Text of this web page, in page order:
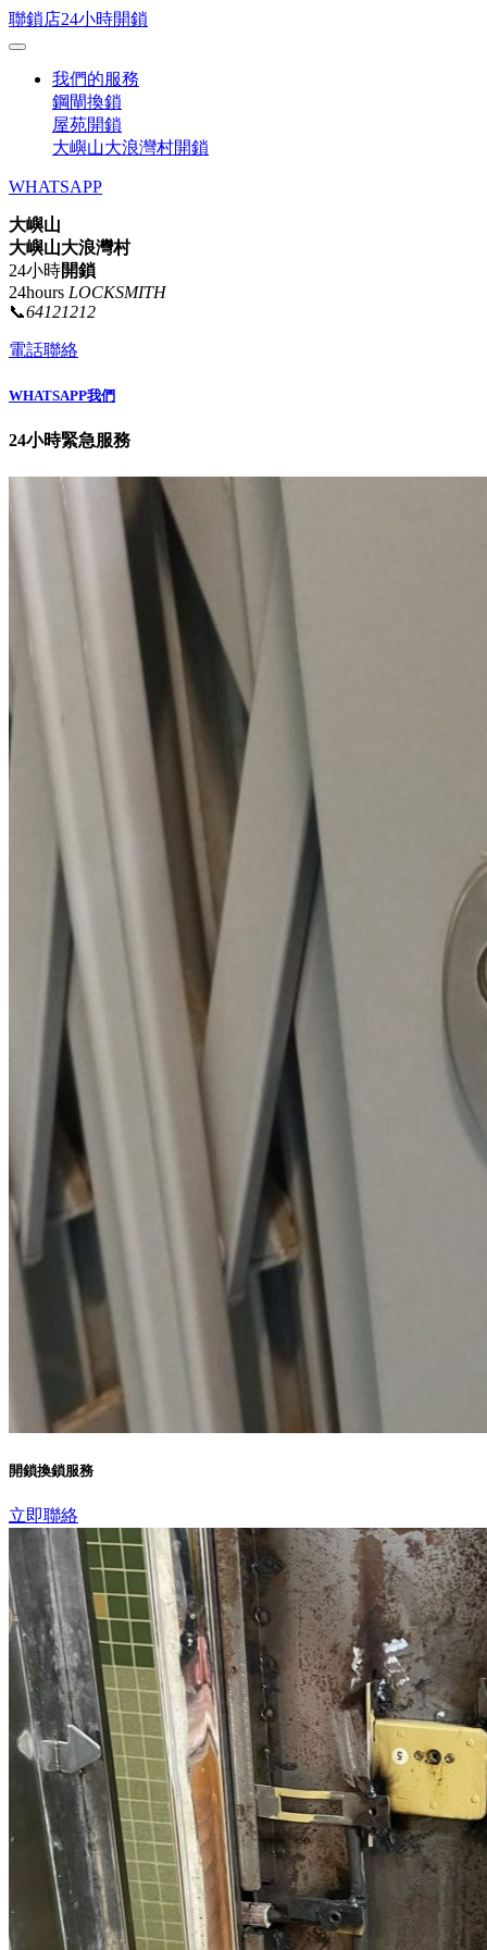
聯鎖店24小時開鎖
我們的服務
鋼閘換鎖
屋苑開鎖
大嶼山大浪灣村開鎖
WHATSAPP
大嶼山
大嶼山大浪灣村
24小時開鎖
24hours LOCKSMITH
📞64121212
電話聯絡
WHATSAPP我們
24小時緊急服務
開鎖換鎖服務
立即聯絡